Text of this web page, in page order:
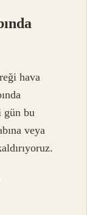
hava
gün bu
veya